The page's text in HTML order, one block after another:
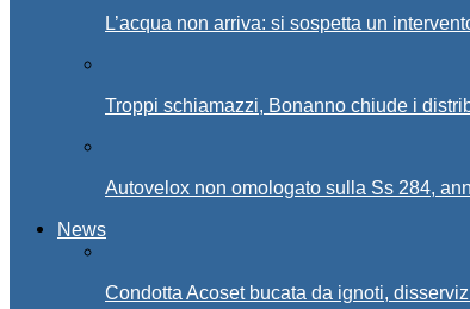
L’acqua non arriva: si sospetta un
Troppi schiamazzi, Bonanno chiude i
Autovelox non omologato sulla Ss 284,
News
Condotta Acoset bucata da ignoti,